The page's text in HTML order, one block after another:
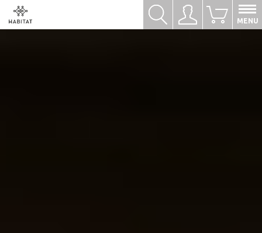
Přihlásit se
0
MENU
Hledat